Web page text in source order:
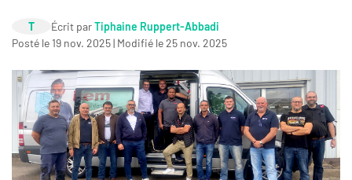
T Écrit parTiphaine Ruppert-Abbadi
Posté le 19 nov. 2025 | Modifié le 25 nov. 2025